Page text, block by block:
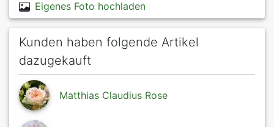
Eigenes Foto hochladen
Kunden haben folgende Artikel
dazugekauft
Matthias Claudius Rose